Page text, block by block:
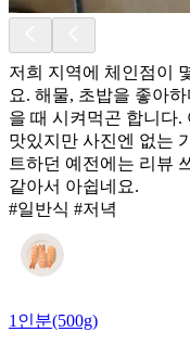
저희 지역에 체인점이
요. 해물, 초밥을 좋아
을 때 시켜먹곤 합니다.
맛있지만 사진엔 없는
트하던 예전에는 리뷰
같아서 아쉽네요.
#일반식 #저녁
1인분(500g)